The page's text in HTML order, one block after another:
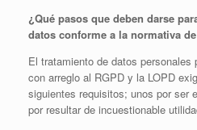
¿Qué pasos que deben darse
datos conforme a la normativa
El tratamiento de datos personales
con arreglo al RGPD y la LOPD
siguientes requisitos; unos por ser
por resultar de incuestionable